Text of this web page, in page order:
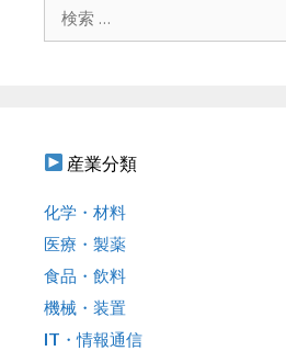
産業分類
化学・材料
医療・製薬
食品・飲料
機械・装置
IT・情報通信